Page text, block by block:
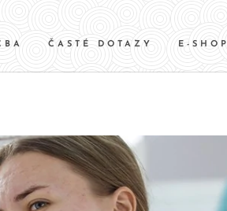
ČASTÉ DOTAZY E-SHOP